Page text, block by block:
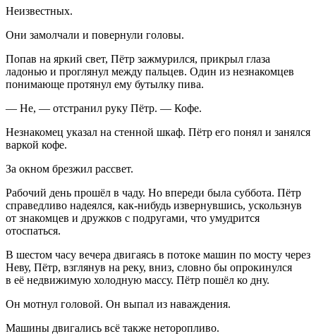
Неизвестных.
Они замолчали и повернули головы.
Попав на яркий свет, Пётр зажмурился, прикрыл глаза
ладонью и проглянул между пальцев. Один из незнакомцев
понимающе протянул ему бутылку пива.
— Не, — отстранил руку Пётр. — Кофе.
Незнакомец указал на стенной шкаф. Пётр его понял и занялся
варкой кофе.
За окном брезжил рассвет.
Рабочий день прошёл в чаду. Но впереди была суббота. Пётр
справедливо надеялся, как-нибудь извернувшись, ускользнув
от знакомцев и дружков с подругами, что умудрится
отоспаться.
В шестом часу вечера двигаясь в потоке машин по мосту через
Неву, Пётр, взглянув на реку, вниз, словно бы опрокинулся
в её недвижимую холодную массу. Пётр пошёл ко дну.
Он мотнул головой. Он выпал из наваждения.
Машины двигались всё также неторопливо.